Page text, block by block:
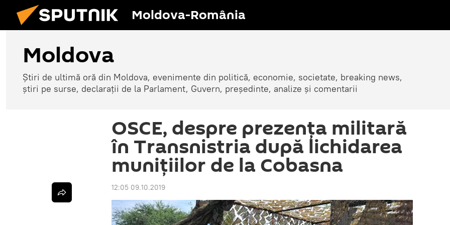
Moldova-România
Moldova
Știri de ultimă oră din Moldova, evenimente din politică, economie, societate, breaking news,
știri pe surse, declarații de la Parlament, Guvern, președinte, analize și comentarii
OSCE, despre prezența militară
în Transnistria după lichidarea
munițiilor de la Cobasna
12:05 09.10.2019